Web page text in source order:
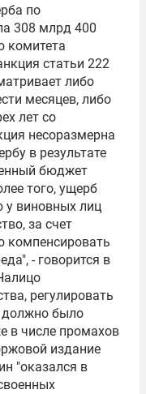
по
308 млрд 400
комитета
статьи 222
либо
месяцев, либо
лет со
несоразмерна
в результате
бюджет
того, ущерб
у виновных лиц
за счет
компенсировать
- говорится в
регулировать
должно было
в числе промахов
издание
"оказался в